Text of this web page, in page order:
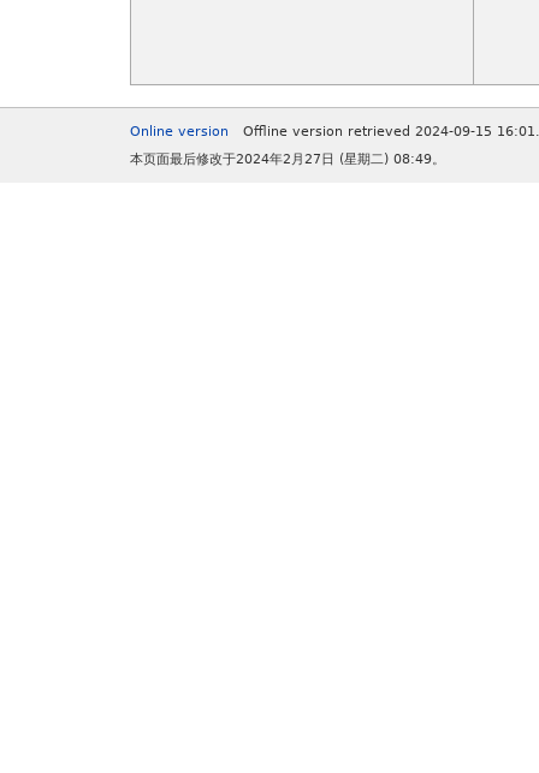
Online version
Offline version retrieved 2024-09-15 16:01.
本页面最后修改于2024年2月27日 (星期二) 08:49。